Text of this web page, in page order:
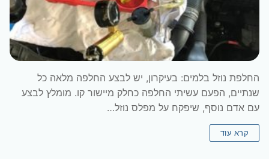
החלפת נוזל בלמים: בעיקרון, יש לבצע החלפה מלאה כל
שנתיים, הפעם עשיתי החלפה כחלק מיישור קו. מומלץ לבצע
עם אדם נוסף, שיפקח על מפלס נוזל…
קרא עוד